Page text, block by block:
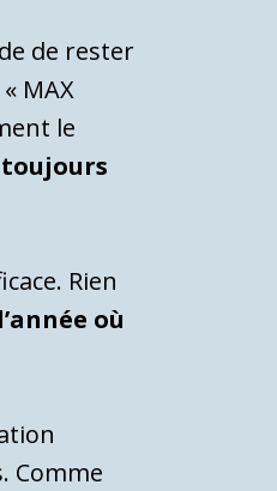
de rester
MAX
le
toujours
Rien
où
Comme